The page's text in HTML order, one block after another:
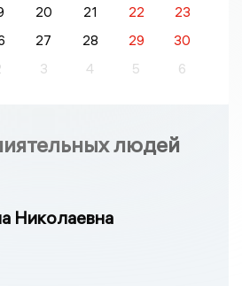
20 21 22
23
27 28 29
30
3 4 5 6
людей
Николаевна